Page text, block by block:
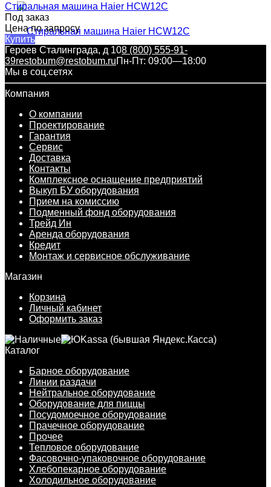
Стиральная машина Haier HCW12C​
Под заказ
Цена по запросу
Купить
Героев Сталинграда, д 108 (800) 555-91-
39restobum@restobum.ruПн-Пт: 09:00—18:00
Мы в соц.сетях
Компания
О компании
Проектирование
Гарантия
Сервис
Доставка
Контакты
Комплексное оснащение предприятий
Выкуп БУ оборудования
Прием на комиссию
Подменный фонд оборудования
Трейд Ин
Аренда оборудования
Кредит
Монтаж и сервисное обслуживание
Магазин
Корзина
Личный кабинет
Оформить заказ
Каталог
Барное оборудование
Линии раздачи
Нейтральное оборудование
Оборудование для пиццы
Посудомоечное оборудование
Прачечное оборудование
Прочее
Тепловое оборудование
Фасовочно-упаковочное оборудование
Хлебопекарное оборудование
Холодильное оборудование